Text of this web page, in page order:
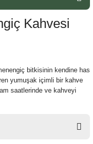
Kahvesi
bitkisinin kendine has
yumuşak içimli bir kahve
saatlerinde ve kahveyi